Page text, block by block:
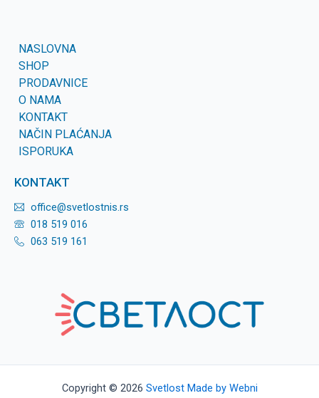
NASLOVNA
SHOP
PRODAVNICE
O NAMA
KONTAKT
NAČIN PLAĆANJA
ISPORUKA
KONTAKT
office@svetlostnis.rs
018 519 016
063 519 161
Copyright © 2026 Svetlost Made by Webni